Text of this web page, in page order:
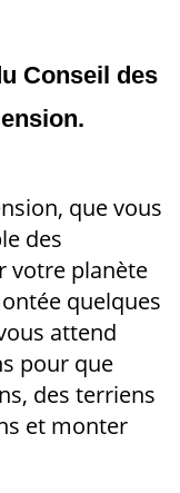
Conseil des
que vous
des
votre planète
quelques
attend
pour que
des terriens
et monter